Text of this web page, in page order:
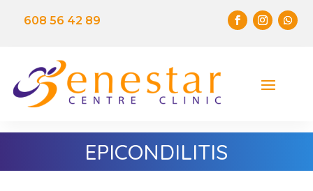
608 56 42 89
EPICONDILITIS